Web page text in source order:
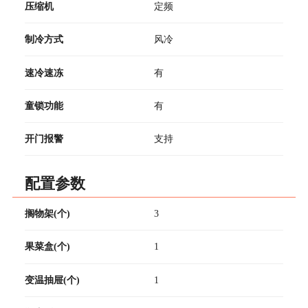
压缩机 定频
制冷方式 风冷
速冷速冻 有
童锁功能 有
开门报警 支持
配置参数
搁物架(个) 3
果菜盒(个) 1
变温抽屉(个) 1